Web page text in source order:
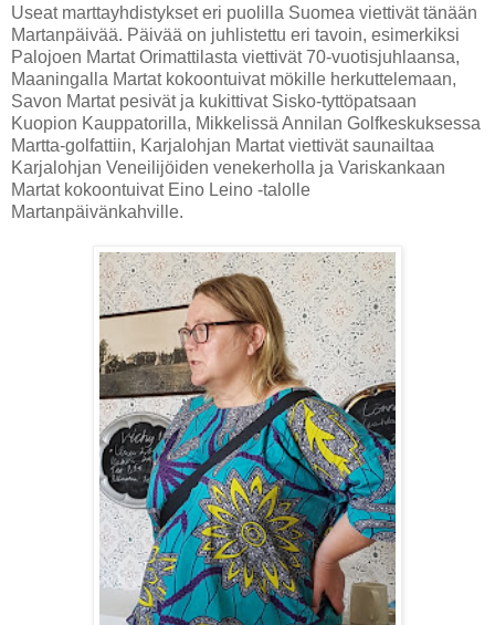
Useat marttayhdistykset eri puolilla Suomea viettivät tänään
Martanpäivää. Päivää on juhlistettu eri tavoin, esimerkiksi
Palojoen Martat Orimattilasta viettivät 70-vuotisjuhlaansa,
Maaningalla Martat kokoontuivat mökille herkuttelemaan,
Savon Martat pesivät ja kukittivat Sisko-tyttöpatsaan
Kuopion Kauppatorilla, Mikkelissä Annilan Golfkeskuksessa
Martta-golfattiin, Karjalohjan Martat viettivät saunailtaa
Karjalohjan Veneilijöiden venekerholla ja Variskankaan
Martat kokoontuivat Eino Leino -talolle
Martanpäivänkahville.